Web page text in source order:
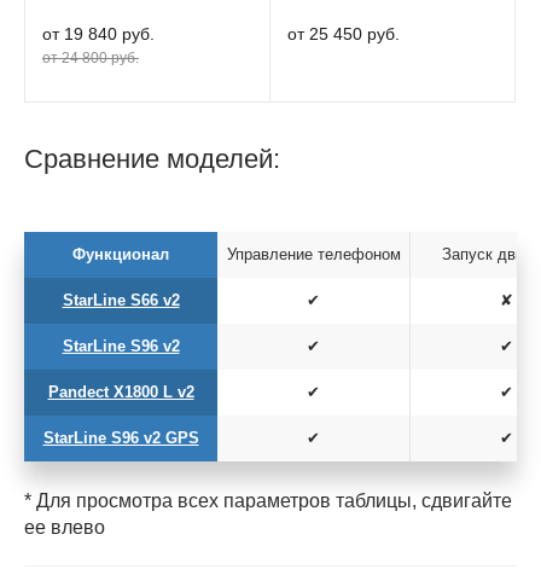
от 19 840 руб.
от 24 800 руб.
от 25 450 руб.
Сравнение моделей:
Функционал
StarLine S66 v2
StarLine S96 v2
Pandect X1800 L v2
StarLine S96 v2 GPS
Управление телефоном
✔
✔
✔
✔
Запуск
✘
✔
✔
✔
* Для просмотра всех параметров таблицы, сдвигайте
ее влево